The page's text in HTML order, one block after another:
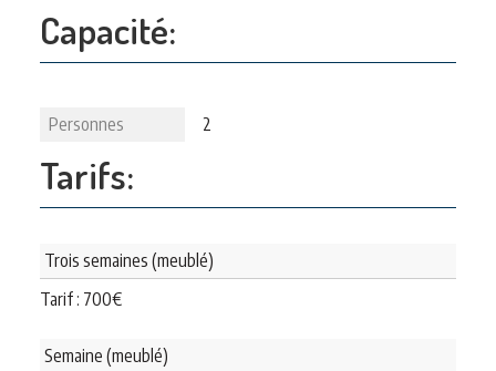
Capacité:
Personnes 2
Tarifs:
Trois semaines (meublé)
Tarif : 700€
Semaine (meublé)